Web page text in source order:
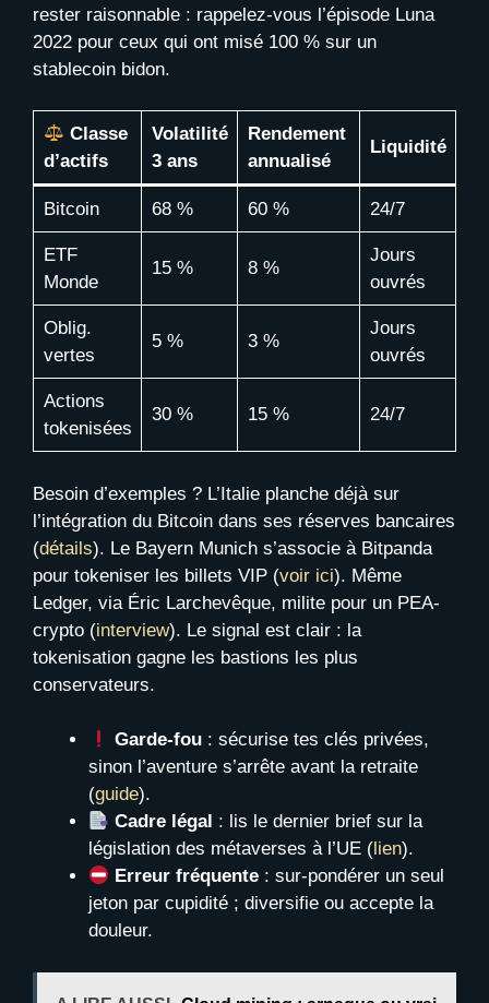
rester raisonnable : rappelez-vous l’épisode Luna
2022 pour ceux qui ont misé 100 % sur un
stablecoin bidon.
Classe
d’actifs
Volatilité
3 ans
Rendement
annualisé
Liquidité
Bitcoin 68 % 60 % 24/7
ETF
Monde
15 % 8 %
Jours
ouvrés
Oblig.
vertes
5 % 3 %
Jours
ouvrés
Actions
tokenisées
30 % 15 % 24/7
Besoin d’exemples ? L’Italie planche déjà sur
l’intégration du Bitcoin dans ses réserves bancaires
(détails). Le Bayern Munich s’associe à Bitpanda
pour tokeniser les billets VIP (voir ici). Même
Ledger, via Éric Larchevêque, milite pour un PEA-
crypto (interview). Le signal est clair : la
tokenisation gagne les bastions les plus
conservateurs.
Garde-fou : sécurise tes clés privées,
sinon l’aventure s’arrête avant la retraite
(guide).
Cadre légal : lis le dernier brief sur la
législation des métaverses à l’UE ( lien).
Erreur fréquente : sur-pondérer un seul
jeton par cupidité ; diversifie ou accepte la
douleur.